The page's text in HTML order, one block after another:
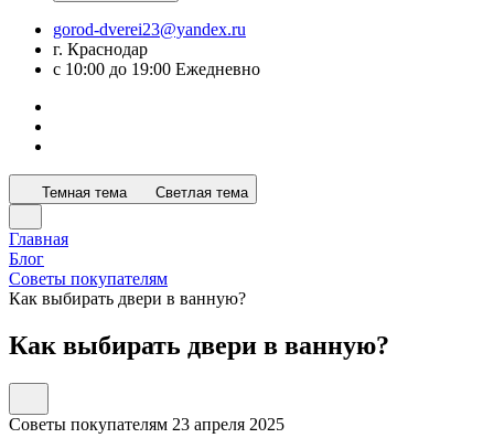
gorod-dverei23@yandex.ru
г. Краснодар
с 10:00 до 19:00 Ежедневно
Темная тема Светлая тема
Главная
Блог
Советы покупателям
Как выбирать двери в ванную?
Как выбирать двери в ванную?
Советы покупателям 23 апреля 2025